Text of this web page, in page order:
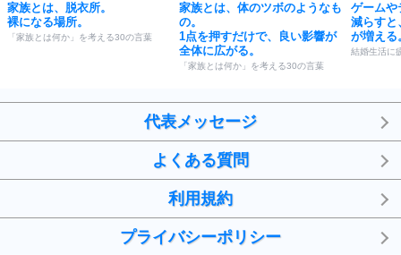
家族とは、脱衣所。
裸になる場所。
「家族とは何か」を考える30の言葉
家族とは、体のツボのようなも
の。
1点を押すだけで、良い影響が
全体に広がる。
「家族とは何か」を考える30の言葉
ゲームや
減らすと
が増える
結婚生活に
代表メッセージ
よくある質問
利用規約
プライバシーポリシー